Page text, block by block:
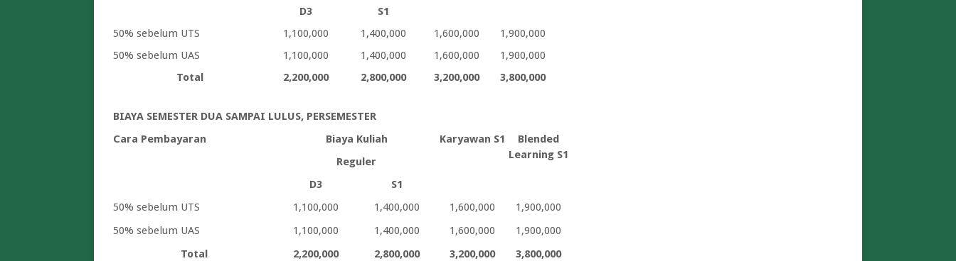
D3
S1
50% sebelum UTS
1,100,000 1,400,000 1,600,000
1,900,000
50% sebelum UAS
1,100,000 1,400,000 1,600,000
1,900,000
Total
2,200,000 2,800,000 3,200,000 3,800,000
BIAYA SEMESTER DUA SAMPAI LULUS, PERSEMESTER
Cara Pembayaran
Biaya Kuliah Karyawan S1
Blended
Learning S1
Reguler
D3
S1
50% sebelum UTS
1,100,000 1,400,000 1,600,000
1,900,000
50% sebelum UAS
1,100,000 1,400,000 1,600,000
1,900,000
Total
2,200,000 2,800,000 3,200,000 3,800,000